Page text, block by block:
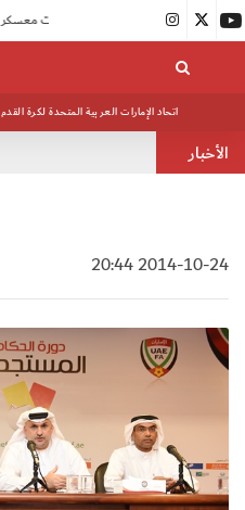
اتحاد الإمارات العربية المتحدة لكرة القدم
الأخبار
2014-10-24 20:44